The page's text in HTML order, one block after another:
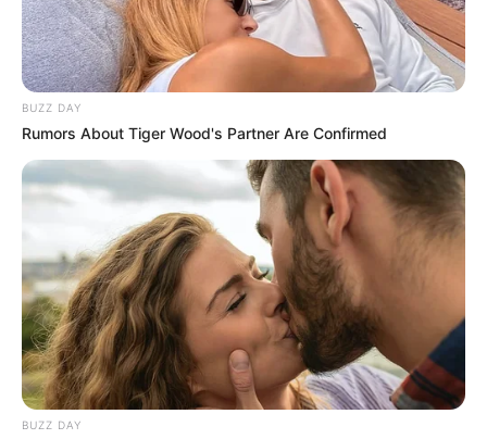
BUZZ DAY
Rumors About Tiger Wood's Partner Are Confirmed
BUZZ DAY